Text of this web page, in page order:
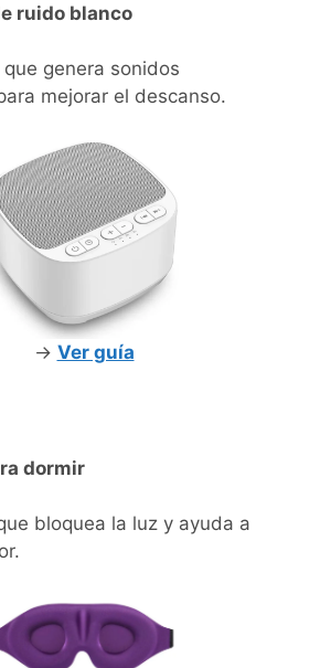
ruido blanco
genera sonidos
mejorar el descanso.
-> Ver guía
dormir
bloquea la luz y ayuda a